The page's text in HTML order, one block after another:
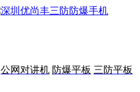
公网对讲机 防爆平板 三防平板